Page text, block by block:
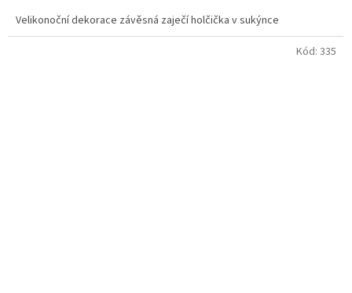
Velikonoční dekorace závěsná zaječí holčička v sukýnce
Kód: 335